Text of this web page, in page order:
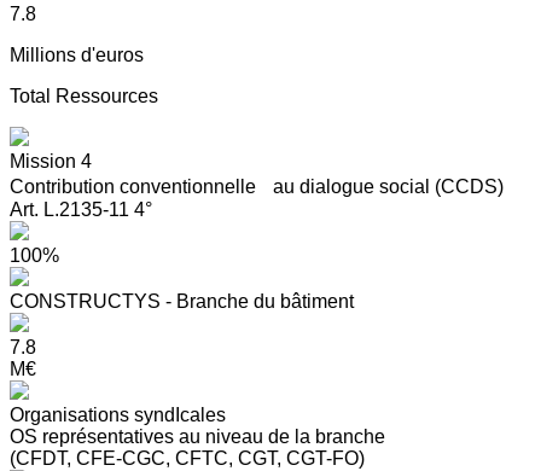
7.8
Millions d'euros
Total Ressources
Mission 4
Contribution conventionnelle au dialogue social (CCDS)
Art. L.2135-11 4°
100%
CONSTRUCTYS - Branche du bâtiment
7.8
M€
Organisations syndIcales
OS représentatives au niveau de la branche
(CFDT, CFE-CGC, CFTC, CGT, CGT-FO)